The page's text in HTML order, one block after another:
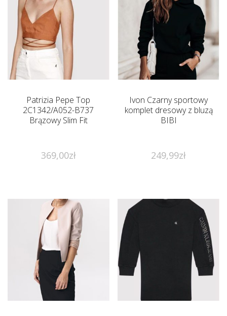
Patrizia Pepe Top
2C1342/A052-B737
Brązowy Slim Fit
369,00zł
Ivon Czarny sportowy
komplet dresowy z bluzą
BIBI
249,99zł